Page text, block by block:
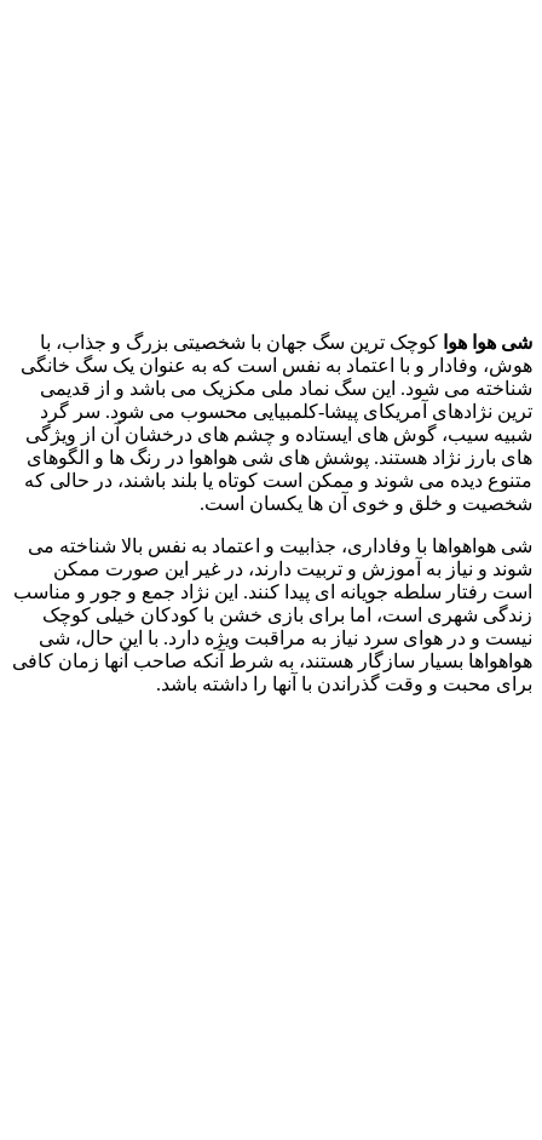
شی‌ هوا هوا کوچک‌ ترین سگ جهان با شخصیتی بزرگ و جذاب، با
هوش، وفادار و با اعتماد به‌ نفس است که به عنوان یک سگ خانگی
شناخته می شود. این سگ نماد ملی مکزیک می باشد و از قدیمی‌
ترین نژادهای آمریکای پیشا-کلمبیایی محسوب می‌ شود. سر گرد
شبیه سیب، گوش‌ های ایستاده و چشم‌ های درخشان آن از ویژگی‌
های بارز نژاد هستند. پوشش‌ های شی‌ هواهوا در رنگ‌ ها و الگوهای
متنوع دیده می‌ شوند و ممکن است کوتاه یا بلند باشند، در حالی که
شخصیت و خلق‌ و خوی آن‌ ها یکسان است.
شی‌ هواهواها با وفاداری، جذابیت و اعتماد به‌ نفس بالا شناخته می‌
شوند و نیاز به آموزش و تربیت دارند، در غیر این صورت ممکن
است رفتار سلطه‌ جویانه‌ ای پیدا کنند. این نژاد جمع‌ و جور و مناسب
زندگی شهری است، اما برای بازی خشن با کودکان خیلی کوچک
نیست و در هوای سرد نیاز به مراقبت ویژه دارد. با این حال، شی‌
هواهواها بسیار سازگار هستند، به شرط آنکه صاحب آنها زمان کافی
برای محبت و وقت گذراندن با آنها را داشته باشد.